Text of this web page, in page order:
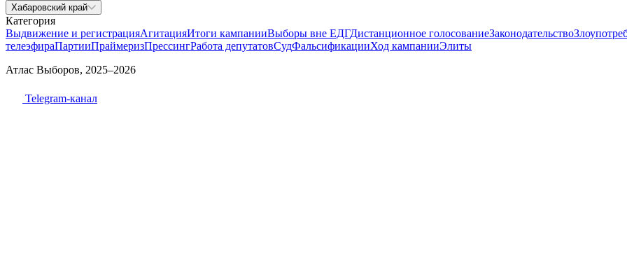
Хабаровский край
Категория
Выдвижение и регистрацияАгитацияИтоги кампанииВыборы вне ЕДГДистанционное голосованиеЗаконодательство
телеэфираПартииПраймеризПрессингРабота депутатовСудФальсификацииХод кампанииЭлиты
Атлас Выборов, 2025–2026
Telegram-канал